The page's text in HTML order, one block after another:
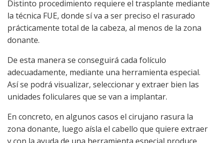
Distinto procedimiento requiere el trasplante mediante
la técnica FUE, donde sí va a ser preciso el rasurado
prácticamente total de la cabeza, al menos de la zona
donante.
De esta manera se conseguirá cada folículo
adecuadamente, mediante una herramienta especial.
Así se podrá visualizar, seleccionar y extraer bien las
unidades foliculares que se van a implantar.
En concreto, en algunos casos el cirujano rasura la
zona donante, luego aísla el cabello que quiere extraer
y con la ayuda de una herramienta especial produce